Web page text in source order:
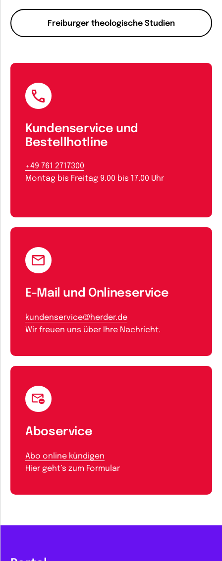
Freiburger theologische Studien
Kundenservice und
Bestellhotline
+49 761 2717300
Montag bis Freitag 9.00 bis 17.00 Uhr
E-Mail und Onlineservice
kundenservice@herder.de
Wir freuen uns über Ihre Nachricht.
Aboservice
Abo online kündigen
Hier geht’s zum Formular